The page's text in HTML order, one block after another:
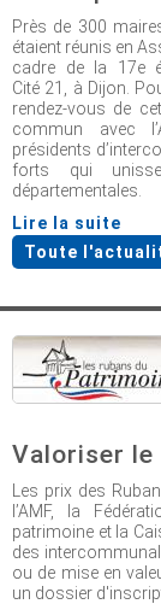
Près de 300
étaient réunis en
cadre de la 17e
Cité 21, à Dijon.
rendez-vous de
commun avec
présidents
forts qui
départementales.
Lire la suite
Toute
Valoriser le
Les prix des
l’AMF, la
patrimoine et la
des
ou de mise en
un dossier